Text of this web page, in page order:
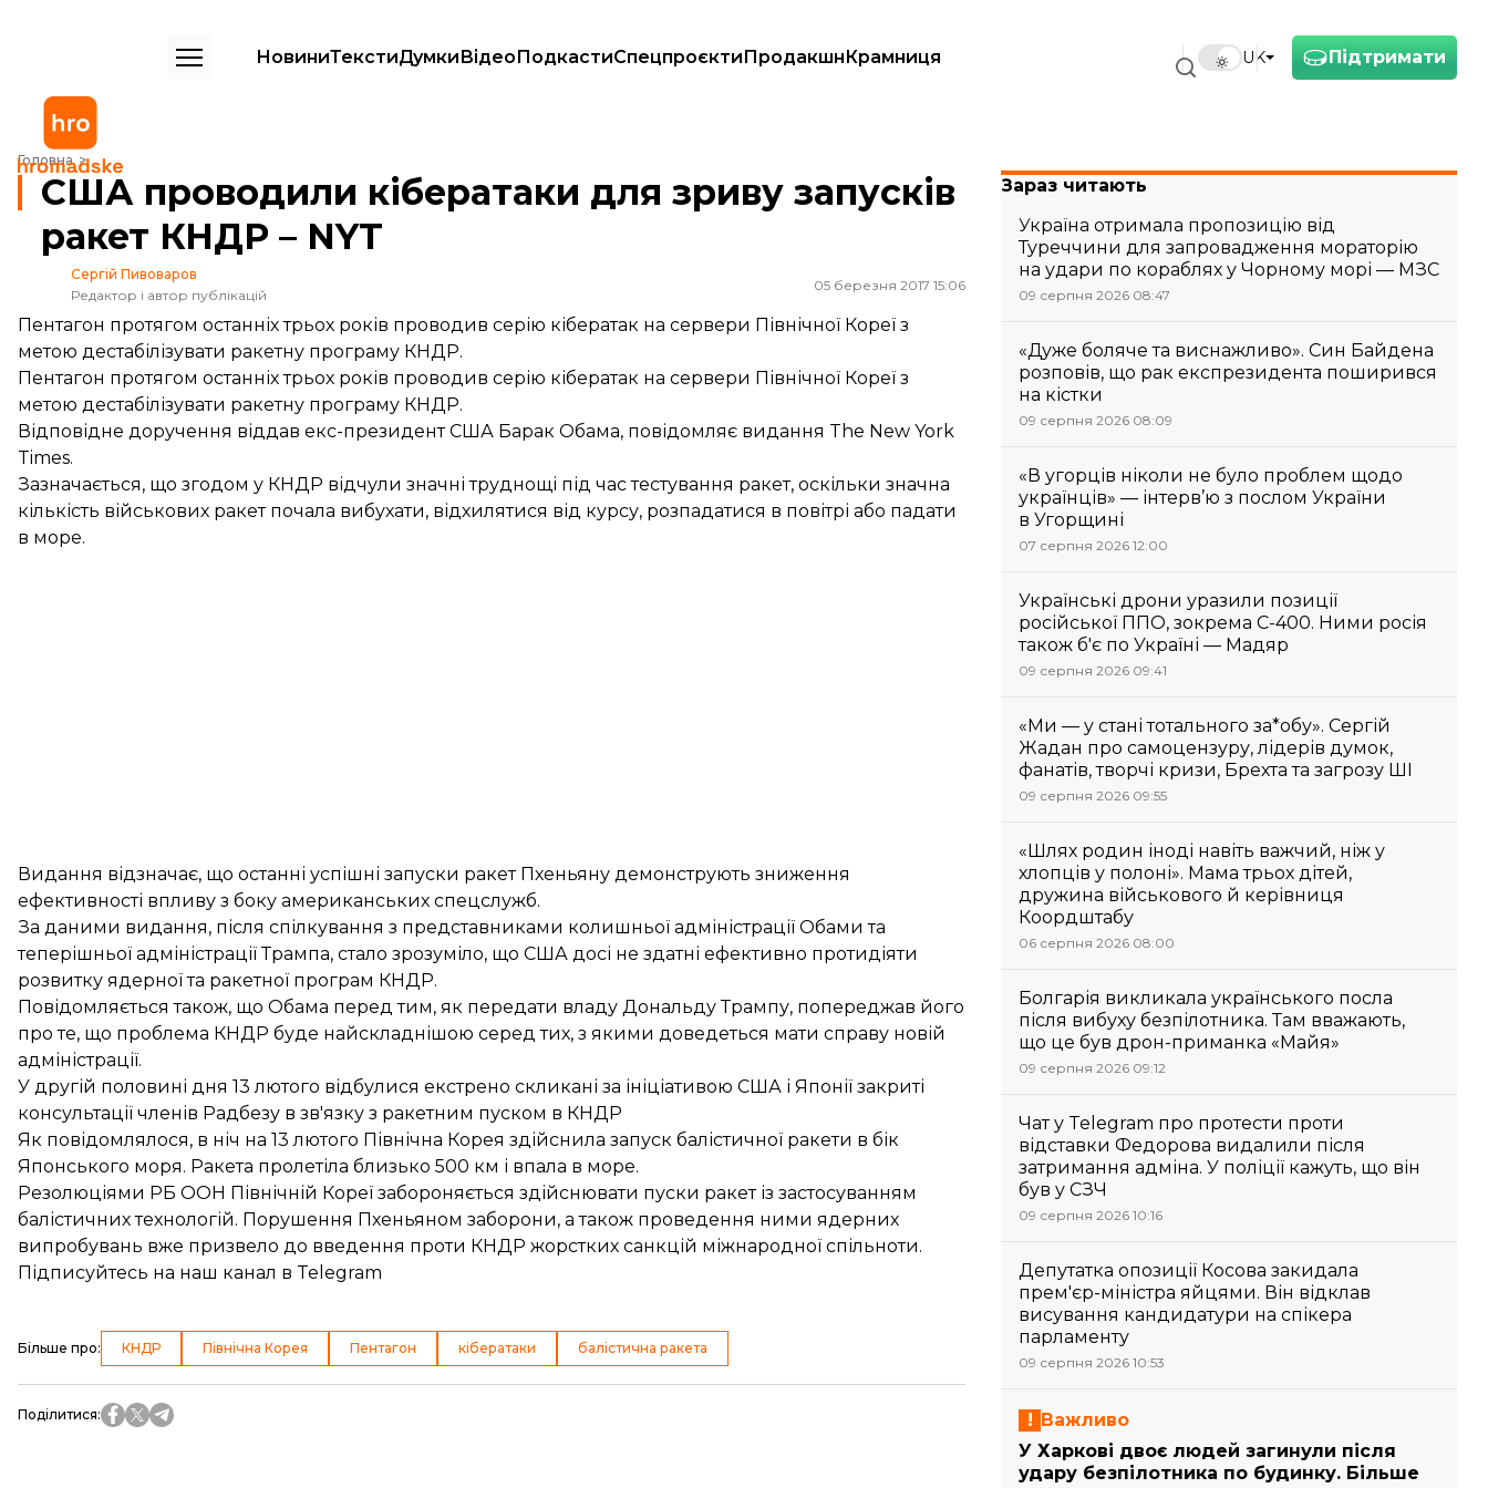
Підтримати
UK
НовиниТекстиДумкиВідеоПодкастиСпецпроєктиПродакшнКрамниця
Головна
США проводили кібератаки для зриву запусків ракет КНДР – NYT
США проводили кібератаки для зриву запусків
ракет КНДР – NYT
Сергій Пивоваров
Редактор і автор публікацій
05 березня 2017 15:06
Пентагон протягом останніх трьох років проводив серію кібератак на сервери Північної Кореї з
метою дестабілізувати ракетну програму КНДР.
Пентагон протягом останніх трьох років проводив серію кібератак на сервери Північної Кореї з
метою дестабілізувати ракетну програму КНДР.
Відповідне доручення віддав екс-президент США Барак Обама, повідомляє видання The New York
Times.
Зазначається, що згодом у КНДР відчули значні труднощі під час тестування ракет, оскільки значна
кількість військових ракет почала вибухати, відхилятися від курсу, розпадатися в повітрі або падати
в море.
Видання відзначає, що останні успішні запуски ракет Пхеньяну демонструють зниження
ефективності впливу з боку американських спецслужб.
За даними видання, після спілкування з представниками колишньої адміністрації Обами та
теперішньої адміністрації Трампа, стало зрозуміло, що США досі не здатні ефективно протидіяти
розвитку ядерної та ракетної програм КНДР.
Повідомляється також, що Обама перед тим, як передати владу Дональду Трампу, попереджав його
про те, що проблема КНДР буде найскладнішою серед тих, з якими доведеться мати справу новій
адміністрації.
У другій половині дня 13 лютого відбулися екстрено скликані за ініціативою США і Японії закриті
консультації членів Радбезу в зв'язку з ракетним пуском в КНДР
Як повідомлялося, в ніч на 13 лютого Північна Корея здійснила запуск балістичної ракети в бік
Японського моря. Ракета пролетіла близько 500 км і впала в море.
Резолюціями РБ ООН Північній Кореї забороняється здійснювати пуски ракет із застосуванням
балістичних технологій. Порушення Пхеньяном заборони, а також проведення ними ядерних
випробувань вже призвело до введення проти КНДР жорстких санкцій міжнародної спільноти.
Підписуйтесь на наш канал в Telegram
Більше про: КНДР Північна Корея Пентагон кібератаки балістична ракета
Поділитися:
Зараз читають
Україна отримала пропозицію від
Туреччини для запровадження мораторію
на удари по кораблях у Чорному морі — МЗС
09 серпня 2026 08:47
«Дуже боляче та виснажливо». Син Байдена
розповів, що рак експрезидента поширився
на кістки
09 серпня 2026 08:09
«В угорців ніколи не було проблем щодо
українців» — інтерв’ю з послом України
в Угорщині
07 серпня 2026 12:00
Українські дрони уразили позиції
російської ППО, зокрема С-400. Ними росія
також б'є по Україні — Мадяр
09 серпня 2026 09:41
«Ми — у стані тотального за*обу». Сергій
Жадан про самоцензуру, лідерів думок,
фанатів, творчі кризи, Брехта та загрозу ШІ
09 серпня 2026 09:55
«Шлях родин іноді навіть важчий, ніж у
хлопців у полоні». Мама трьох дітей,
дружина військового й керівниця
Коордштабу
06 серпня 2026 08:00
Болгарія викликала українського посла
після вибуху безпілотника. Там вважають,
що це був дрон-приманка «Майя»
09 серпня 2026 09:12
Чат у Telegram про протести проти
відставки Федорова видалили після
затримання адміна. У поліції кажуть, що він
був у СЗЧ
09 серпня 2026 10:16
Депутатка опозиції Косова закидала
прем'єр-міністра яйцями. Він відклав
висування кандидатури на спікера
парламенту
09 серпня 2026 10:53
Важливо
У Харкові двоє людей загинули після
удару безпілотника по будинку. Більше